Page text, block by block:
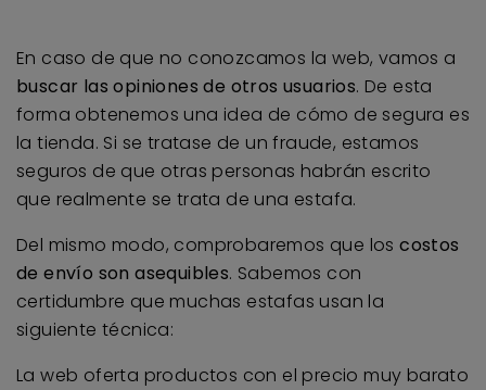
En caso de que no conozcamos la web, vamos a
buscar las opiniones de otros usuarios. De esta
forma obtenemos una idea de cómo de segura es
la tienda. Si se tratase de un fraude, estamos
seguros de que otras personas habrán escrito
que realmente se trata de una estafa.
Del mismo modo, comprobaremos que loscostos
de envío son asequibles. Sabemos con
certidumbre que muchas estafas usan la
siguiente técnica:
La web oferta productos con el precio muy barato